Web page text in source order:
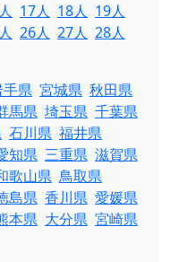
17人 18人 19人
26人 27人 28人
手県 宮城県 秋田県
馬県 埼玉県 千葉県
石川県 福井県
知県 三重県 滋賀県
歌山県 鳥取県
島県 香川県 愛媛県
本県 大分県 宮崎県